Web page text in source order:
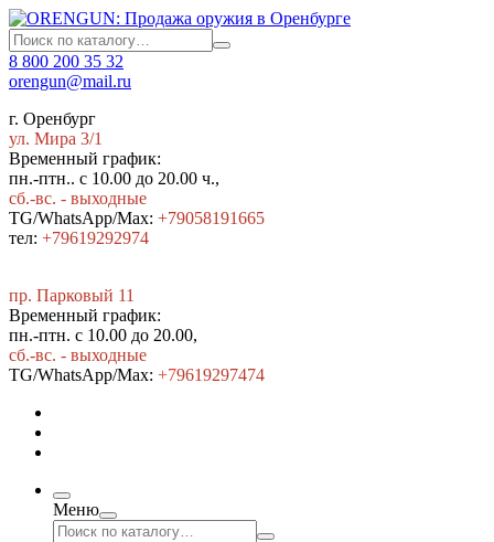
8 800 200 35 32
orengun@mail.ru
г. Оренбург
ул. Мира 3/1
Временный график:
пн.-птн.. с 10.00 до 20.00 ч.,
сб.-вс. - выходные
TG/WhatsApp/Max: +79058191665
тел: +79619292974
пр. Парковый 11
Временный график:
пн.-птн. с 10.00 до 20.00,
сб.-вс. - выходные
TG/WhatsApp/Max: +79619297474
Меню